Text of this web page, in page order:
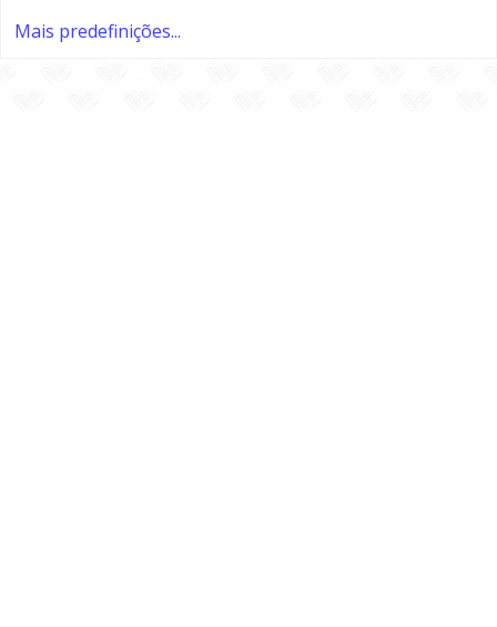
Mais predefinições...